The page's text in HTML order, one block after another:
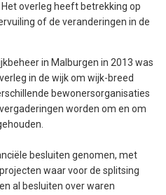
overleg heeft betrekking op
of de veranderingen in de
in Malburgen in 2013 was
in de wijk om wijk-breed
bewonersorganisaties
worden om en om
besluiten genomen, met
waar voor de splitsing
al besluiten over waren